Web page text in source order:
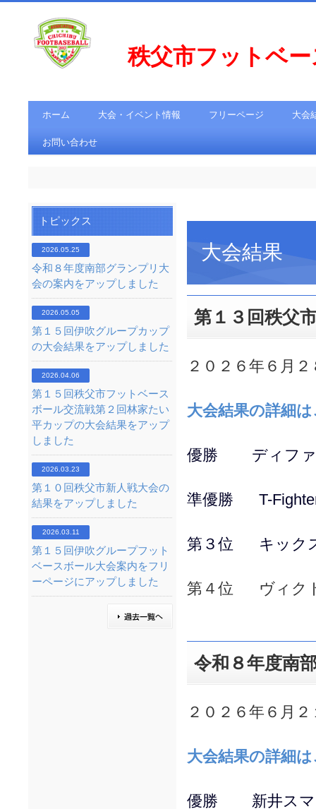
秩父市フットベ
ホーム 大会・イベント情報 フリーページ 大会
お問い合わせ
大会結果
第１３回秩父
２０２６年６月
大会結果の詳細
優勝 ディファ
準優勝 T-
第３位 キック
第４位 ヴィク
令和８年度南
２０２６年６月
大会結果の詳細
優勝 新井スマ
トピックス
2026.05.25
令和８年度南部グランプリ大
会の案内をアップしました
2026.05.05
第１５回伊吹グループカップ
の大会結果をアップしました
2026.04.06
第１５回秩父市フットベース
ボール交流戦第２回林家たい
平カップの大会結果をアップ
しました
2026.03.23
第１０回秩父市新人戦大会の
結果をアップしました
2026.03.11
第１５回伊吹グループフット
ベースボール大会案内をフリ
ーページにアップしました